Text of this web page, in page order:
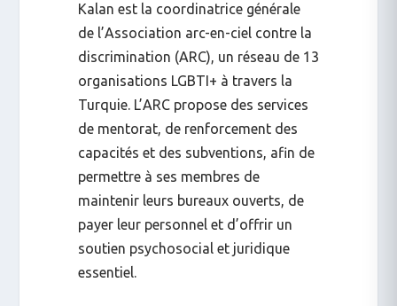
Kalan est la coordinatrice générale
de l’Association arc-en-ciel contre la
discrimination (ARC), un réseau de 13
organisations LGBTI+ à travers la
Turquie. L’ARC propose des services
de mentorat, de renforcement des
capacités et des subventions, afin de
permettre à ses membres de
maintenir leurs bureaux ouverts, de
payer leur personnel et d’offrir un
soutien psychosocial et juridique
essentiel.